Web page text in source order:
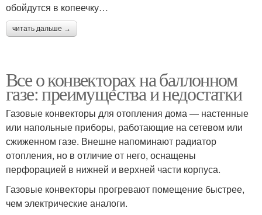
обойдутся в копеечку…
читать дальше →
Все о конвекторах на баллонном
газе: преимущества и недостатки
Газовые конвекторы для отопления дома — настенные
или напольные приборы, работающие на сетевом или
сжиженном газе. Внешне напоминают радиатор
отопления, но в отличие от него, оснащены
перфорацией в нижней и верхней части корпуса.
Газовые конвекторы прогревают помещение быстрее,
чем электрические аналоги.